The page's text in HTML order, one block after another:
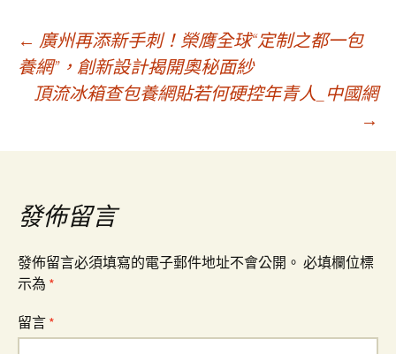
文
章
導
覽
← 廣州再添新手刺！榮膺全球“定制之都一包
養網”，創新設計揭開奧秘面紗
頂流冰箱查包養網貼若何硬控年青人_中國網
→
發佈留言
發佈留言必須填寫的電子郵件地址不會公開。 必填欄位標
示為 *
留言 *